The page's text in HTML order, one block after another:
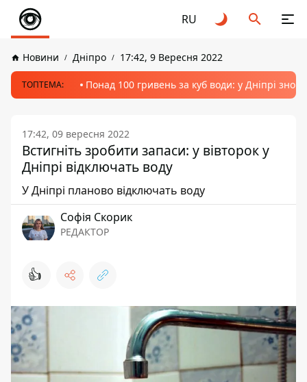
RU
Новини Дніпро 17:42, 9 Вересня 2022
ТОПТЕМА: Понад 100 гривень за куб води: у Дніпрі
17:42, 09 вересня 2022
Встигніть зробити запаси: у вівторок у
Дніпрі відключать воду
У Дніпрі планово відключать воду
Софія Скорик
РЕДАКТОР
👍